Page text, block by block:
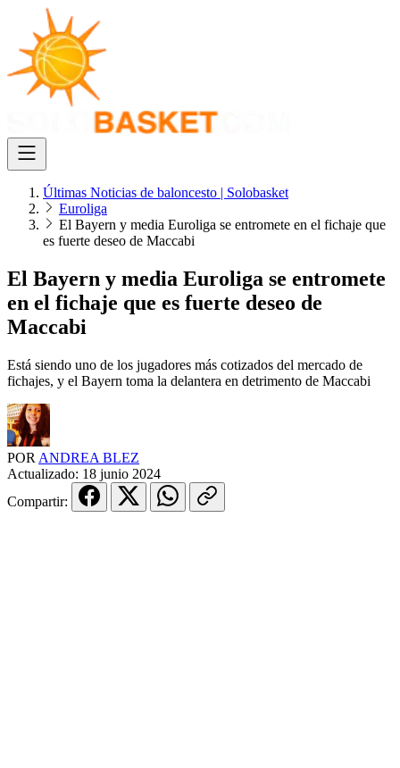
Últimas Noticias de baloncesto | Solobasket
Euroliga
El Bayern y media Euroliga se entromete en el fichaje que
es fuerte deseo de Maccabi
El Bayern y media Euroliga se entromete
en el fichaje que es fuerte deseo de
Maccabi
Está siendo uno de los jugadores más cotizados del mercado de
fichajes, y el Bayern toma la delantera en detrimento de Maccabi
POR ANDREA BLEZ
Actualizado: 18 junio 2024
Compartir: